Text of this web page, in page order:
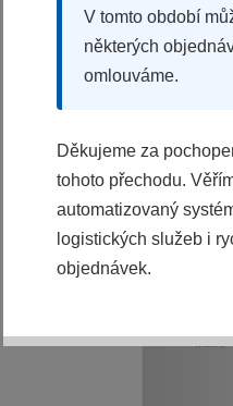
KOUPIT
Ihned k odeslání
V tomto období
některých
omlouváme.
Děkujeme za
tohoto přechodu.
automatizovaný
logistických služeb i
objednávek.